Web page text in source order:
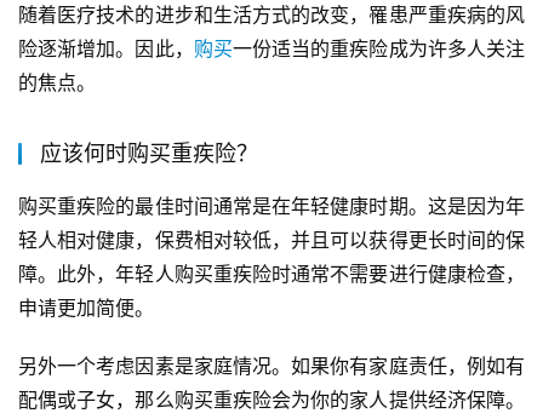
随着医疗技术的进步和生活方式的改变，罹患严重疾病的风
险逐渐增加。因此， 购买一份适当的重疾险成为许多人关注
的焦点。
应该何时购买重疾险？
购买重疾险的最佳时间通常是在年轻健康时期。这是因为年
轻人相对健康，保费相对较低，并且可以获得更长时间的保
障。此外，年轻人购买重疾险时通常不需要进行健康检查，
申请更加简便。
另外一个考虑因素是家庭情况。如果你有家庭责任，例如有
配偶或子女，那么购买重疾险会为你的家人提供经济保障。